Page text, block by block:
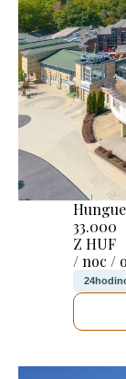
33.000
Z HUF
/ noc /